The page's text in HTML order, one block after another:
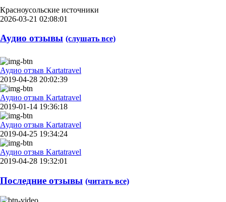
Красноусольские источники
2026-03-21 02:08:01
Аудио отзывы (слушать все)
Аудио отзыв Kartatravel
2019-04-28 20:02:39
Аудио отзыв Kartatravel
2019-01-14 19:36:18
Аудио отзыв Kartatravel
2019-04-25 19:34:24
Аудио отзыв Kartatravel
2019-04-28 19:32:01
Последние отзывы (читать все)